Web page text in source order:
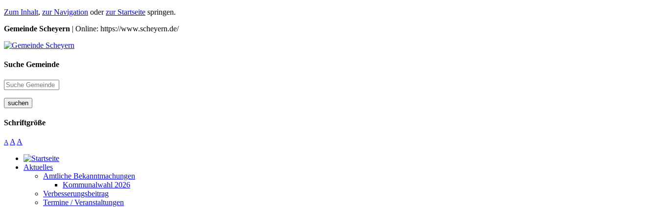
Zum Inhalt, zur Navigation oderzur Startseite springen.
Gemeinde Scheyern | Online: https://www.scheyern.de/
Suche Gemeinde
suchen
Schriftgröße
A A A
Aktuelles
Amtliche Bekanntmachungen
Kommunalwahl 2026
Verbesserungsbeitrag
Termine / Veranstaltungen